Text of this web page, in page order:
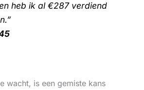
heb ik al €287 verdiend
wacht, is een gemiste kans